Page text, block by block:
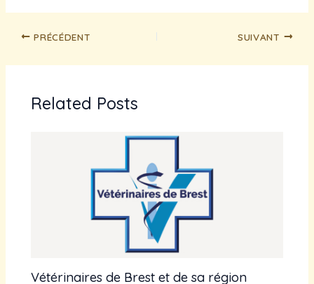
PRÉCÉDENT SUIVANT
Related Posts
Vétérinaires de Brest et de sa région